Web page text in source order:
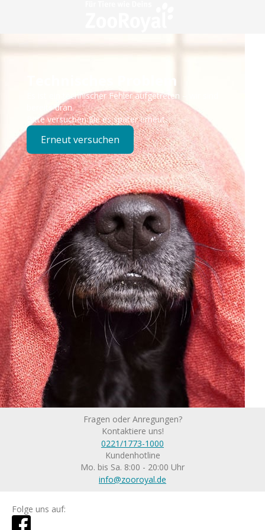
Technisches Problem
Es ist ein technischer Fehler aufgetreten – wir sind
bereits dran.
Bitte versuchen Sie es später erneut.
Erneut versuchen
Fragen oder Anregungen?
Kontaktiere uns!
0221/1773-1000
Kundenhotline
Mo. bis Sa. 8:00 - 20:00 Uhr
info@zooroyal.de
Folge uns auf: